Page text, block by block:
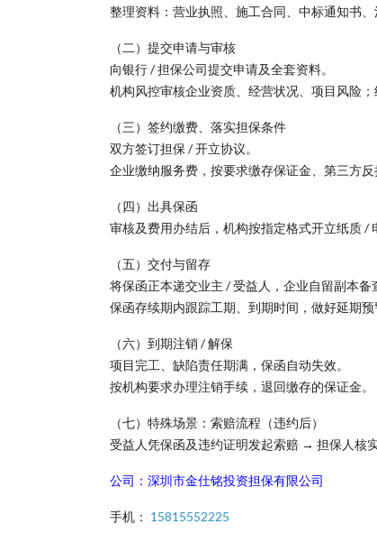
整理资料：营业执照、施工合同、中标通知书、
（二）提交申请与审核
向银行 / 担保公司提交申请及全套资料。
机构风控审核企业资质、经营状况、项目风险；
（三）签约缴费、落实担保条件
双方签订担保 / 开立协议。
企业缴纳服务费，按要求缴存保证金、第三方反
（四）出具保函
审核及费用办结后，机构按指定格式开立纸质 /
（五）交付与留存
将保函正本递交业主 / 受益人，企业自留副本备
保函存续期内跟踪工期、到期时间，做好延期预
（六）到期注销 / 解保
项目完工、缺陷责任期满，保函自动失效。
按机构要求办理注销手续，退回缴存的保证金。
（七）特殊场景：索赔流程（违约后）
受益人凭保函及违约证明发起索赔 → 担保人核
公司：深圳市金仕铭投资担保有限公司
手机： 15815552225